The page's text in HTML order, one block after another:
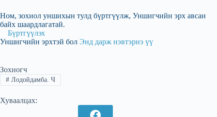
Ном, зохиол уншихын тулд бүртгүүлж, Уншигчийн эрх авсан
байх шаардлагатай.
Бүртгүүлэх
Уншигчийн эрхтэй бол Энд дарж нэвтэрнэ үү
Зохиогч
#Лодойдамба. Ч
Хуваалцах: